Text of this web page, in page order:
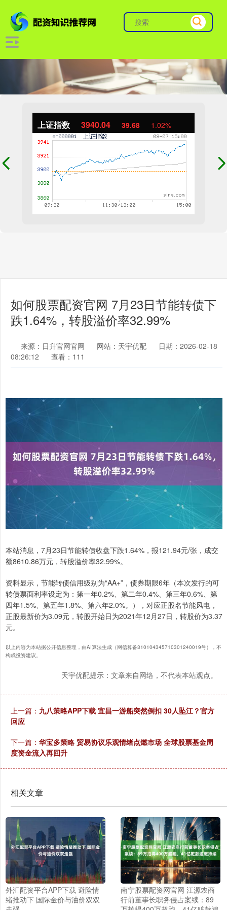
上证指数 3940.04 39.68 1.02%
如何股票配资官网 7月23日节能转债下
跌1.64%，转股溢价率32.99%
来源：日升官网官网 网站：天宇优配
日期：2026-02-18
08:26:12
查看：111
本站消息，7月23日节能转债收盘下跌1.64%，报121.94元/张，成交
额8610.86万元，转股溢价率32.99%。
资料显示，节能转债信用级别为“AA+”，债券期限6年（本次发行的可
转债票面利率设定为：第一年0.2%、第二年0.4%、第三年0.6%、第
四年1.5%、第五年1.8%、第六年2.0%。），对应正股名节能风电，
正股最新价为3.09元，转股开始日为2021年12月27日，转股价为3.37
元。
以上内容为本站据公开信息整理，由AI算法生成（网信算备310104345710301240019号），不
构成投资建议。
天宇优配提示：文章来自网络，不代表本站观点。
上一篇： 九八策略APP下载 宜昌一游船突然倒扣 30人坠江？官方
回应
下一篇： 华宝多策略 贸易协议乐观情绪点燃市场 全球股票基金周
度资金流入再回升
相关文章
外汇配资平台APP下载 避险情
绪推动下 国际金价与油价双双
南宁股票配资网官网 江源农商
行前董事长职务侵占案续：89